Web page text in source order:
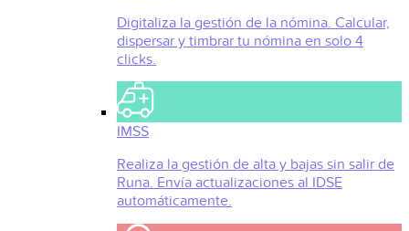
Digitaliza la gestión de la nómina. Calcular,
dispersar y timbrar tu nómina en solo 4
clicks.
IMSS
Realiza la gestión de alta y bajas sin salir de
Runa. Envía actualizaciones al IDSE
automáticamente.